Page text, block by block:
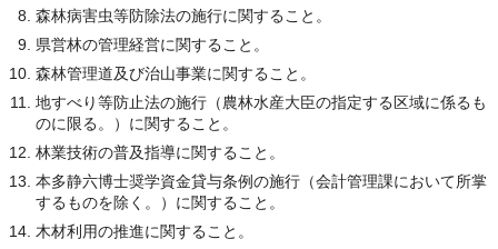
森林病害虫等防除法の施行に関すること。
県営林の管理経営に関すること。
森林管理道及び治山事業に関すること。
地すべり等防止法の施行（農林水産大臣の指定する区域に係るも
のに限る。）に関すること。
林業技術の普及指導に関すること。
本多静六博士奨学資金貸与条例の施行（会計管理課において所掌
するものを除く。）に関すること。
木材利用の推進に関すること。